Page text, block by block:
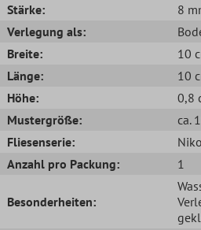
Stärke:
8
Verlegung als:
Breite:
10
Länge:
10
Höhe:
0,8
Mustergröße:
ca.
Fliesenserie:
Anzahl pro Packung:
1
Besonderheiten: